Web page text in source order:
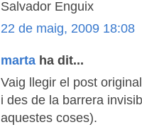
Salvador Enguix
22 de maig, 2009 18:08
marta ha dit...
Vaig llegir el post
i des de la barrera
aquestes coses).